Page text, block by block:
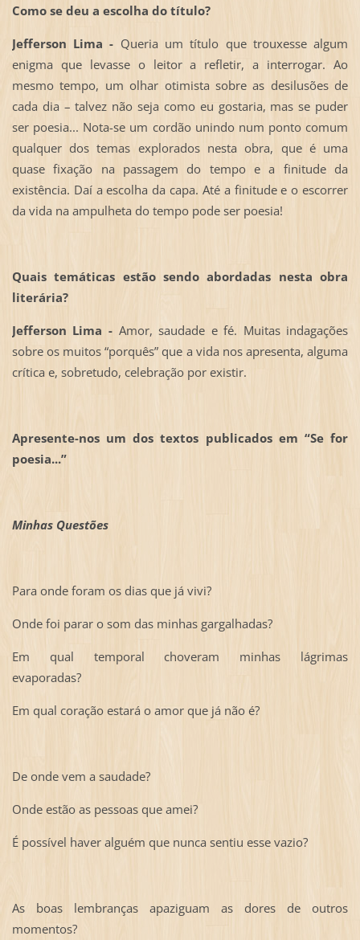
Como se deu a escolha do título?
Jefferson Lima - Queria um título que trouxesse algum
enigma que levasse o leitor a refletir, a interrogar. Ao
mesmo tempo, um olhar otimista sobre as desilusões de
cada dia – talvez não seja como eu gostaria, mas se puder
ser poesia... Nota-se um cordão unindo num ponto comum
qualquer dos temas explorados nesta obra, que é uma
quase fixação na passagem do tempo e a finitude da
existência. Daí a escolha da capa. Até a finitude e o escorrer
da vida na ampulheta do tempo pode ser poesia!
Quais temáticas estão sendo abordadas nesta obra
literária?
Jefferson Lima - Amor, saudade e fé. Muitas indagações
sobre os muitos “porquês” que a vida nos apresenta, alguma
crítica e, sobretudo, celebração por existir.
Apresente-nos um dos textos publicados em “Se for
poesia...”
Minhas Questões
Para onde foram os dias que já vivi?
Onde foi parar o som das minhas gargalhadas?
Em qual temporal choveram minhas lágrimas
evaporadas?
Em qual coração estará o amor que já não é?
De onde vem a saudade?
Onde estão as pessoas que amei?
É possível haver alguém que nunca sentiu esse vazio?
As boas lembranças apaziguam as dores de outros
momentos?